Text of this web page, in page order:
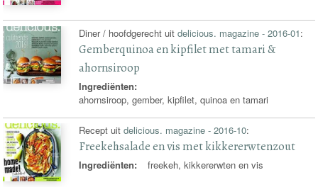
Diner / hoofdgerecht uitdelicious. magazine - 2016-01:
Gemberquinoa en kipfilet met tamari &
ahornsiroop
Ingrediënten:
ahornsiroop, gember, kipfilet, quinoa en tamari
Recept uitdelicious. magazine - 2016-10:
Freekehsalade en vis met kikkererwtenzout
Ingrediënten: freekeh, kikkererwten en vis